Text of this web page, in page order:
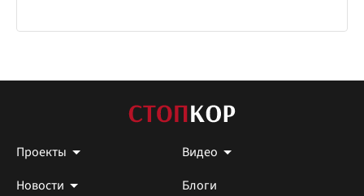
Проекты
Видео
Новости
Блоги